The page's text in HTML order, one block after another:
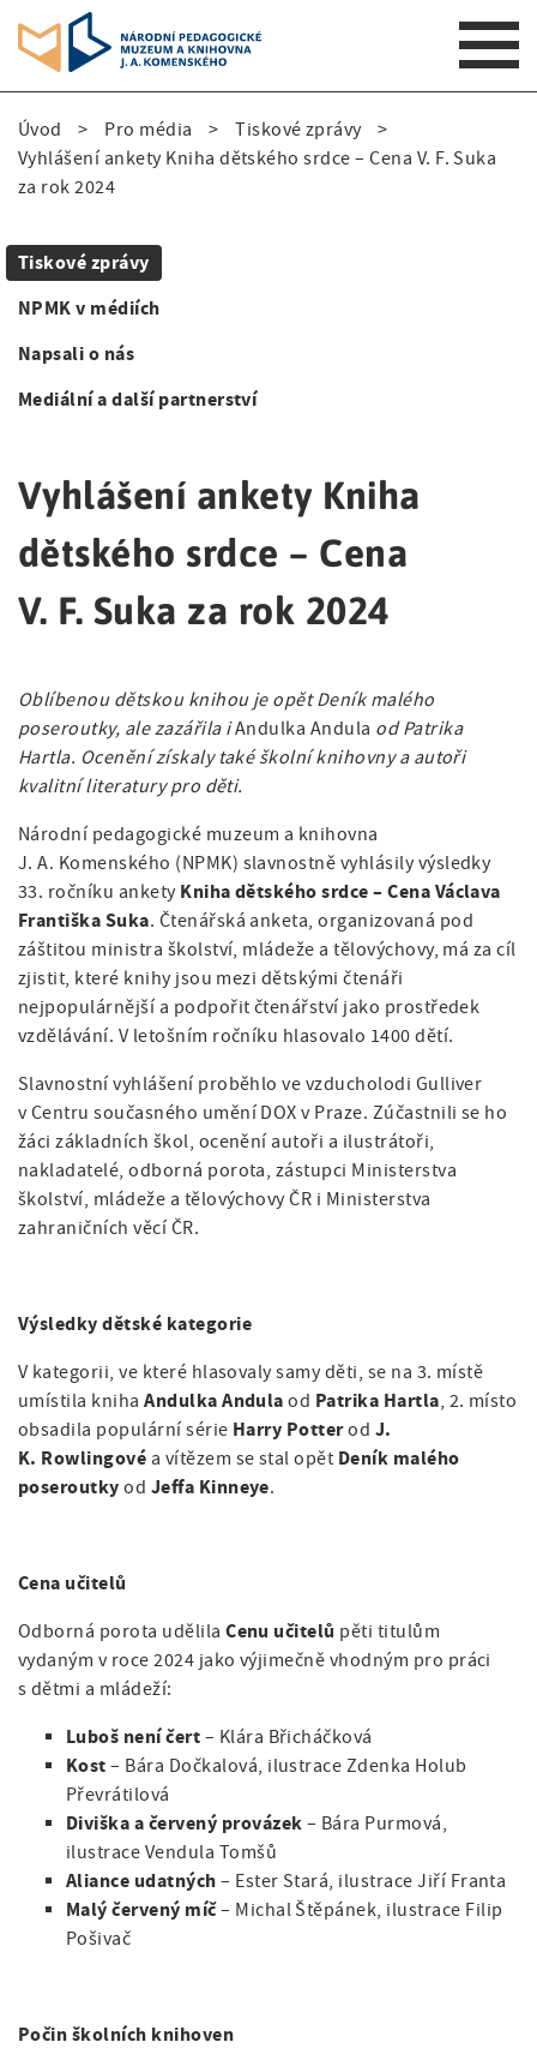
o
m
D
r
o
b
v
á
n
a
i
g
c
e
Úvod Pro média
Tiskové zprávy
Vyhlášení ankety Kniha dětského srdce – Cena V. F. Suka
za rok 2024
Vyhlášení ankety Kniha
dětského srdce – Cena
V. F. Suka za rok 2024
Oblíbenou dětskou knihou je opět Deník malého
poseroutky, ale zazářila iAndulka Andula od Patrika
Hartla. Ocenění získaly také školní knihovny a autoři
kvalitní literatury pro děti.
Národní pedagogické muzeum a knihovna
J. A. Komenského (NPMK) slavnostně vyhlásily výsledky
33. ročníku ankety Kniha dětského srdce – Cena Václava
Františka Suka. Čtenářská anketa, organizovaná pod
záštitou ministra školství, mládeže a tělovýchovy, má za cíl
zjistit, které knihy jsou mezi dětskými čtenáři
nejpopulárnější a podpořit čtenářství jako prostředek
vzdělávání. V letošním ročníku hlasovalo 1400 dětí.
Slavnostní vyhlášení proběhlo ve vzducholodi Gulliver
v Centru současného umění DOX v Praze. Zúčastnili se ho
žáci základních škol, ocenění autoři a ilustrátoři,
nakladatelé, odborná porota, zástupci Ministerstva
školství, mládeže a tělovýchovy ČR i Ministerstva
zahraničních věcí ČR.
Výsledky dětské kategorie
V kategorii, ve které hlasovaly samy děti, se na 3. místě
umístila knihaAndulka Andula od Patrika Hartla, 2. místo
obsadila populární série Harry Potterod J.
K. Rowlingové a vítězem se stal opět Deník malého
poseroutky od Jeffa Kinneye.
Cena učitelů
Odborná porota udělilaCenu učitelů pěti titulům
vydaným v roce 2024 jako výjimečně vhodným pro práci
s dětmi a mládeží:
Luboš není čert – Klára Břicháčková
Kost – Bára Dočkalová, ilustrace Zdenka Holub
Převrátilová
Diviška a červený provázek – Bára Purmová,
ilustrace Vendula Tomšů
Aliance udatných – Ester Stará, ilustrace Jiří Franta
Malý červený míč– Michal Štěpánek, ilustrace Filip
Pošivač
Počin školních knihoven
S
d
e
a
v
g
t
i
o
n
Tiskové zprávy
NPMK v médiích
Napsali o nás
Mediální a další partnerství